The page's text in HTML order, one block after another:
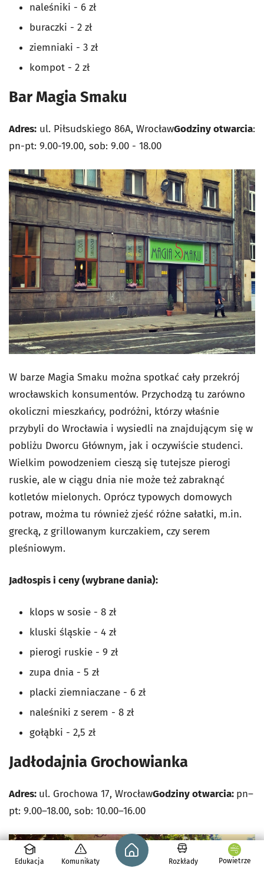
naleśniki - 6 zł
buraczki - 2 zł
ziemniaki - 3 zł
kompot - 2 zł
Bar Magia Smaku
Adres: ul. Piłsudskiego 86A, WrocławGodziny otwarcia:
pn-pt: 9.00-19.00, sob: 9.00 - 18.00
W barze Magia Smaku można spotkać cały przekrój
wrocławskich konsumentów. Przychodzą tu zarówno
okoliczni mieszkańcy, podróżni, którzy właśnie
przybyli do Wrocławia i wysiedli na znajdującym się w
pobliżu Dworcu Głównym, jak i oczywiście studenci.
Wielkim powodzeniem cieszą się tutejsze pierogi
ruskie, ale w ciągu dnia nie może też zabraknąć
kotletów mielonych. Oprócz typowych domowych
potraw, możma tu również zjeść różne sałatki, m.in.
grecką, z grillowanym kurczakiem, czy serem
pleśniowym.
Jadłospis i ceny (wybrane dania):
klops w sosie - 8 zł
kluski śląskie - 4 zł
pierogi ruskie - 9 zł
zupa dnia - 5 zł
placki ziemniaczane - 6 zł
naleśniki z serem - 8 zł
gołąbki - 2,5 zł
Jadłodajnia Grochowianka
Adres: ul. Grochowa 17, WrocławGodziny otwarcia: pn–
pt: 9.00–18.00, sob: 10.00–16.00
Edukacja Komunikaty
Strona główna - wroclaw.pl
Rozkłady Powietrze